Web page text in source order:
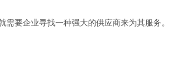
要企业寻找一种强大的供应商来为其服务。